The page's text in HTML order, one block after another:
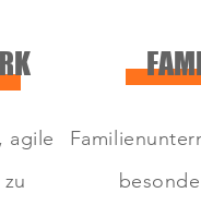
agile